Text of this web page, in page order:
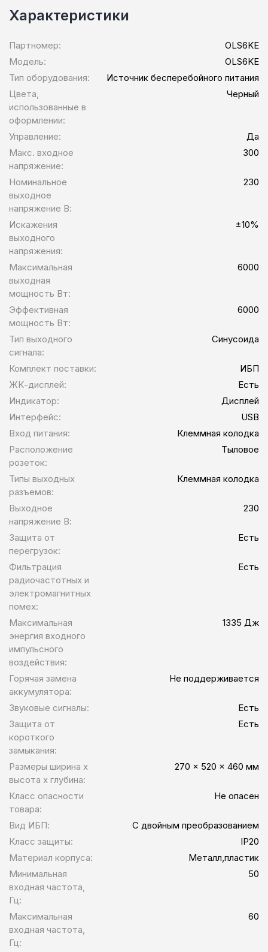
Характеристики
Партномер:
OLS6KE
Модель:
OLS6KE
Тип оборудования:
Источник бесперебойного питания
Цвета,
использованные в
оформлении:
Черный
Управление:
Да
Макс. входное
напряжение:
300
Номинальное
выходное
напряжение В:
230
Искажения
выходного
напряжения:
±10%
Максимальная
выходная
мощность Вт:
6000
Эффективная
мощность Вт:
6000
Тип выходного
сигнала:
Синусоида
Комплект поставки:
ИБП
ЖК-дисплей:
Есть
Индикатор:
Дисплей
Интерфейс:
USB
Вход питания:
Клеммная колодка
Расположение
розеток:
Тыловое
Типы выходных
разъемов:
Клеммная колодка
Выходное
напряжение В:
230
Защита от
перегрузок:
Есть
Фильтрация
радиочастотных и
электромагнитных
помех:
Есть
Максимальная
энергия входного
импульсного
воздействия:
1335 Дж
Горячая замена
аккумулятора:
Не поддерживается
Звуковые сигналы:
Есть
Защита от
короткого
замыкания:
Есть
Размеры ширина x
высота x глубина:
270 x 520 x 460 мм
Класс опасности
товара:
Не опасен
Вид ИБП:
С двойным преобразованием
Класс защиты:
IP20
Материал корпуса:
Металл,пластик
Минимальная
входная частота,
Гц:
50
Максимальная
входная частота,
Гц:
60